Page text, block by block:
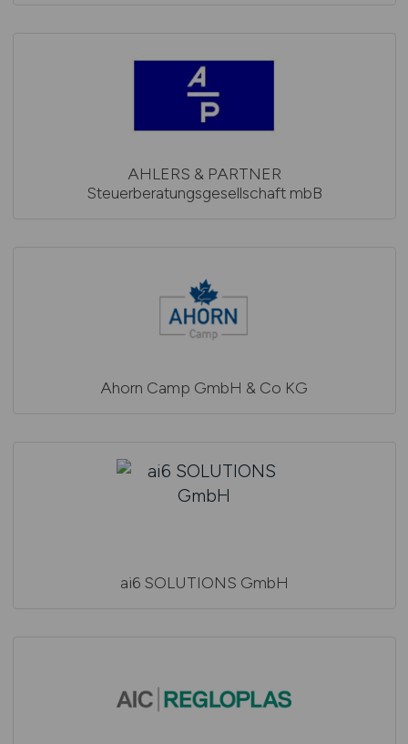
AHLERS & PARTNER
Steuerberatungsgesellschaft mbB
Ahorn Camp GmbH & Co KG
ai6 SOLUTIONS GmbH